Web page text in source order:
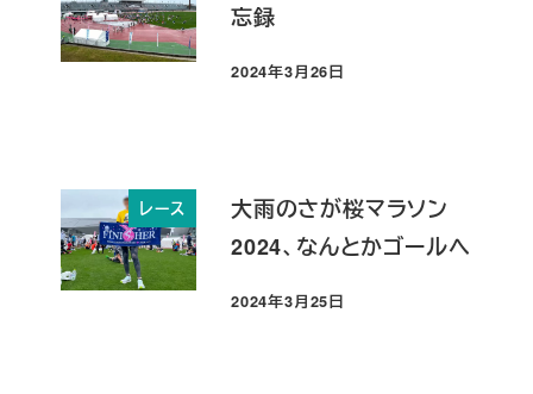
忘録
投稿日
2024年3月26日
レース
大雨のさが桜マラソン
2024、なんとかゴールへ
投稿日
2024年3月25日